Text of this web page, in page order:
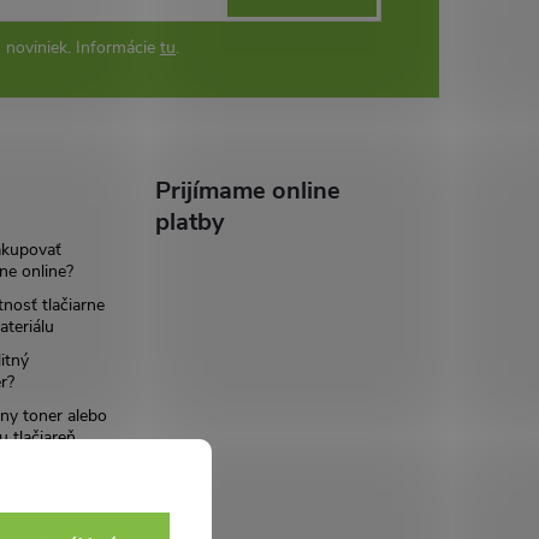
noviniek. Informácie tu.
online?
tlačiarne
toner alebo
tlačiareň
Prijímame online
platby